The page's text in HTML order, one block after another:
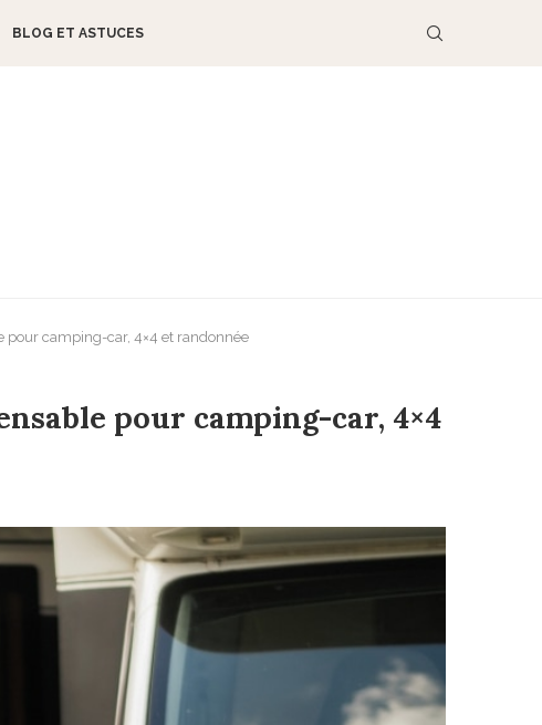
BLOG ET ASTUCES
pour camping-car, 4×4 et randonnée
pour camping-car, 4×4